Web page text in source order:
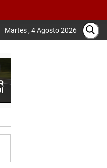
Martes , 4 Agosto 2026